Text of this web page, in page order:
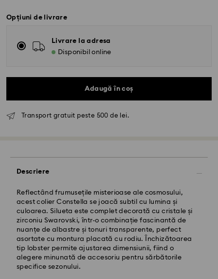
Opțiuni de livrare
Livrare la adresa
Disponibil online
Adaugă în coș
Transport gratuit peste 500 de lei.
Descriere
Reflectând frumusețile misterioase ale cosmosului,
acest colier Constella se joacă subtil cu lumina și
culoarea. Silueta este complet decorată cu cristale și
zirconiu Swarovski, într-o combinație fascinantă de
nuanțe de albastre și tonuri transparente, perfect
asortate cu montura placată cu rodiu. Închizătoarea
tip lobster permite ajustarea dimensiunii, fiind o
alegere minunată de accesoriu pentru sărbătorile
specifice sezonului.
10:00 CET vor fi procesate și expediate în aceeași zi
Termen de livrare standard: 4 zile lucrătoare după
procesare și expediere
Costul de expediere standard: RON 30
Livrare standard gratuită peste: RON 500
Livrare expres -FedEx
Comenzile plasate de luni până vineri până la ora